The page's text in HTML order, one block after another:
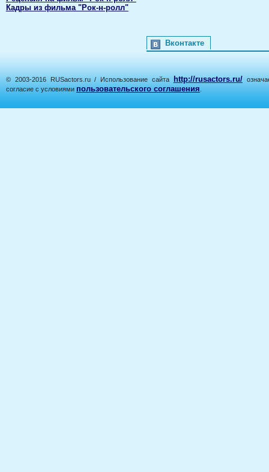
Кадры из фильма "Рок-н-ролл"
Вконтакте
© 2003-2016 RUSactors.ru / Использование сайта http://rusactors.ru/
согласие с условиями пользовательского соглашения